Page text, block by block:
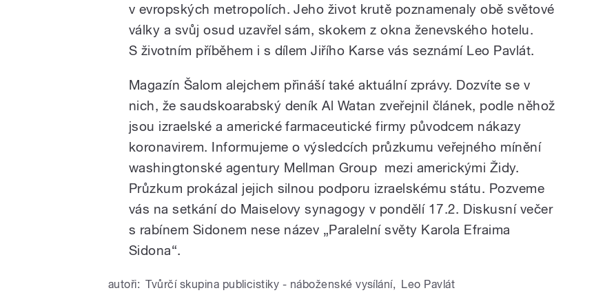
v evropských metropolích. Jeho život krutě poznamenaly obě světové
války a svůj osud uzavřel sám, skokem z okna ženevského hotelu.
S životním příběhem i s dílem Jiřího Karse vás seznámí Leo Pavlát.
Magazín Šalom alejchem přináší také aktuální zprávy. Dozvíte se v
nich, že saudskoarabský deník Al Watan zveřejnil článek, podle něhož
jsou izraelské a americké farmaceutické firmy původcem nákazy
koronavirem. Informujeme o výsledcích průzkumu veřejného mínění
washingtonské agentury Mellman Group mezi americkými Židy.
Průzkum prokázal jejich silnou podporu izraelskému státu. Pozveme
vás na setkání do Maiselovy synagogy v pondělí 17.2. Diskusní večer
s rabínem Sidonem nese název „Paralelní světy Karola Efraima
Sidona“.
autoři: Tvůrčí skupina publicistiky - náboženské vysílání, Leo Pavlát